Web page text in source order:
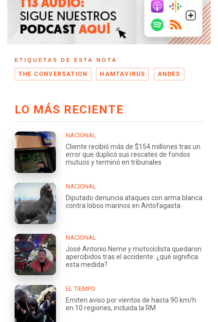
ETIQUETAS DE ESTA NOTA
THE CONVERSATION HAMTAVIRUS ANDES
LO MÁS RECIENTE
NACIONAL
Cliente recibió más de $154 millones tras un
error que duplicó sus rescates de fondos
mutuos y terminó en tribunales
NACIONAL
Diputado denuncia ataques con arma blanca
contra lobos marinos en Antofagasta
NACIONAL
José Antonio Neme y motociclista quedaron
apercibidos tras el accidente: ¿qué significa
esta medida?
EL TIEMPO
Emiten aviso por vientos de hasta 90 km/h
en 10 regiones, incluida la RM